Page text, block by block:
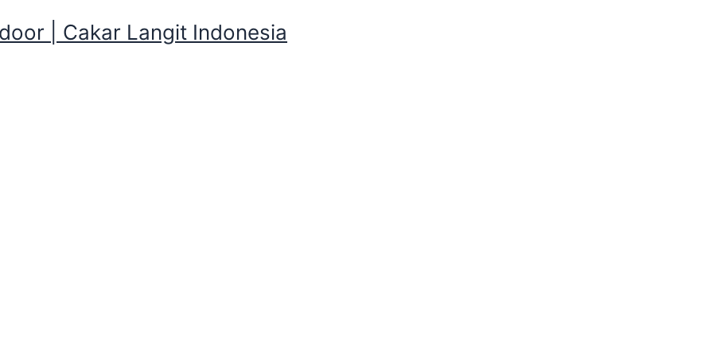
| Cakar Langit Indonesia
Pleton dan Perlengkapan Kemping yang